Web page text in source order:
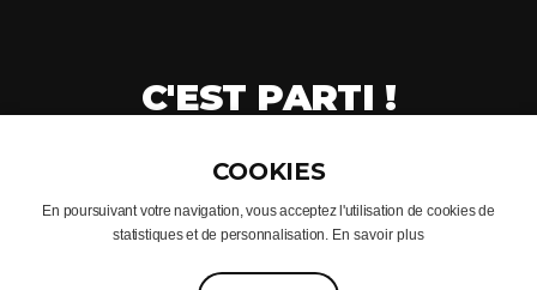
C'EST PARTI !
En poursuivant votre navigation, vous acceptez l'utilisation de cookies de
statistiques et de personnalisation. En savoir plus